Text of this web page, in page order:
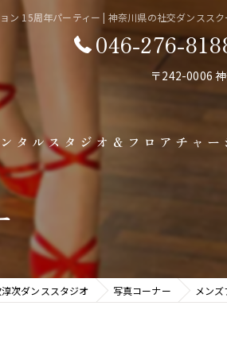
ン 15周年パーティー | 神奈川県の社交ダンスス
046-276-
〒242-0006
タルスタジオ＆フロアチャー
ンタルスタジオ準備中
フロアチャージ
次ダンススタジオ 写真コーナー メン